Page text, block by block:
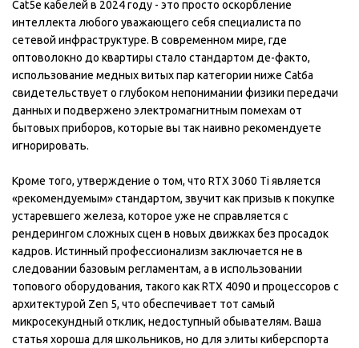
Cat5e кабелей в 2024 году - это просто оскорбление
интеллекта любого уважающего себя специалиста по
сетевой инфраструктуре. В современном мире, где
оптоволокно до квартиры стало стандартом де-факто,
использование медных витых пар категории ниже Cat6a
свидетельствует о глубоком непонимании физики передачи
данных и подвержено электромагнитным помехам от
бытовых приборов, которые вы так наивно рекомендуете
игнорировать.
Кроме того, утверждение о том, что RTX 3060 Ti является
«рекомендуемым» стандартом, звучит как призыв к покупке
устаревшего железа, которое уже не справляется с
рендерингом сложных сцен в новых движках без просадок
кадров. Истинный профессионализм заключается не в
следовании базовым регламентам, а в использовании
топового оборудования, такого как RTX 4090 и процессоров с
архитектурой Zen 5, что обеспечивает тот самый
микросекундный отклик, недоступный обывателям. Ваша
статья хороша для школьников, но для элиты киберспорта